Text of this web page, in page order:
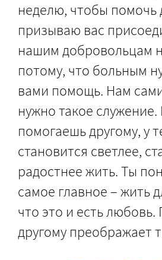
неделю, чтобы помочь
призываю вас
нашим добровольцам
потому, что больным
вами помощь. Нам
нужно такое служение.
помогаешь другому, у
становится светлее,
радостнее жить. Ты
самое главное – жить
что это и есть
другому преображает